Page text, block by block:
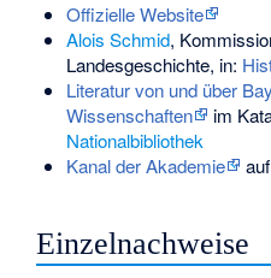
Offizielle Website
Alois Schmid,
Landesgeschichte, in:
Literatur von und über
Wissenschaften
im
Nationalbibliothek
Kanal der Akademie
auf
Einzelnachweise